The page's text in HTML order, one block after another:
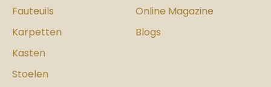
Fauteuils
Karpetten
Kasten
Stoelen
Online Magazine
Blogs